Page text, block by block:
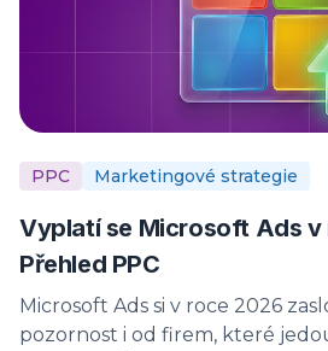
PPC Marketingové strategie
Vyplatí se Microsoft Ads v
Přehled PPC
Microsoft Ads si v roce 2026
pozornost i od firem, které